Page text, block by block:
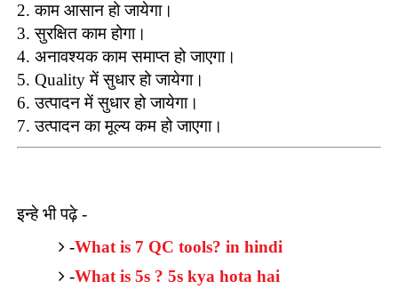
2. काम आसान हो जायेगा।
3. सुरक्षित काम होगा।
4. अनावश्यक काम समाप्त हो जाएगा।
5. Quality में सुधार हो जायेगा।
6. उत्पादन में सुधार हो जायेगा।
7. उत्पादन का मूल्य कम हो जाएगा।
इन्हे भी पढ़े -
-What is 7 QC tools? in hindi
-What is 5s ? 5s kya hota hai